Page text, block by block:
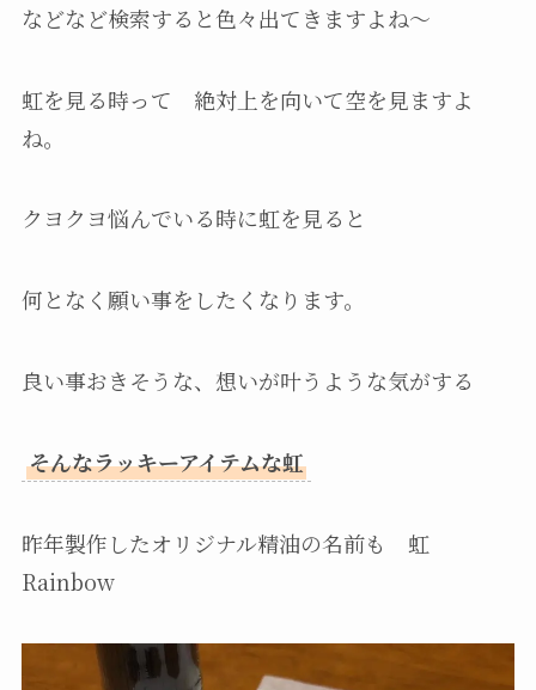
などなど検索すると色々出てきますよね〜
虹を見る時って 絶対上を向いて空を見ますよ
ね。
クヨクヨ悩んでいる時に虹を見ると
何となく願い事をしたくなります。
良い事おきそうな、想いが叶うような気がする
そんなラッキーアイテムな虹
昨年製作したオリジナル精油の名前も 虹
Rainbow